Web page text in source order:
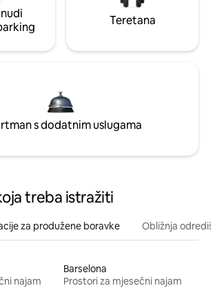
Teretana
s dodatnim uslugama
treba istražiti
za produžene boravke Obližnja
najam
Barselona
Prostori za mjesečni najam